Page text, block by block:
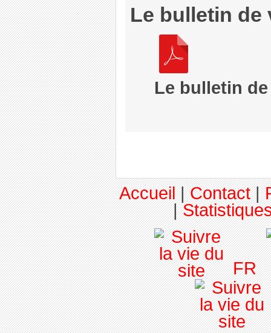
Le bulletin de
Le bulletin
Accueil|Contact|
|
FR